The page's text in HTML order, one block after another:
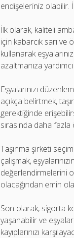
endişeleriniz olabilir.
İlk olarak, kaliteli
için kabarcık sarı ve
kullanarak
azaltmanıza
Eşyalarınızı
açıkça belirtmek,
gerektiğinde
sırasında daha
Taşınma şirketi
çalışmak,
değerlendirmelerini
olacağından emin
Son olarak, sigorta
yaşanabilir ve
kayıplarınızı